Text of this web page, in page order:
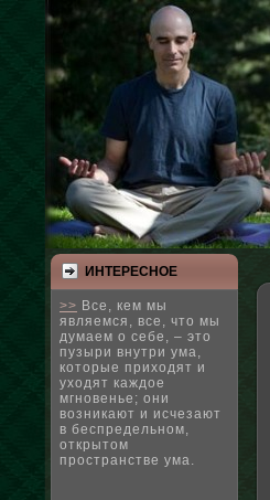
ИНТЕРЕСНΟЕ
>> Все, кем мы
являемся, все, что мы
думаем о себе, – это
пузыри внутри ума,
которые приходят и
уходят каждое
мгновенье; они
возникают и исчезают
в беспредельном,
открытом
пространстве ума.